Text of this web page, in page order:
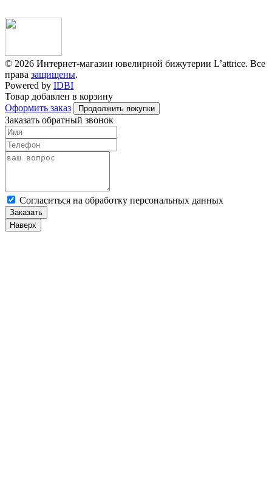
© 2026 Интернет-магазин ювелирной бижутерии L’attrice. Все
права защищены.
Powered by IDBI
Товар добавлен в корзину
Оформить заказ
Продолжить покупки
Заказать обратный звонок
Cогласиться на обработку персональных данных
Заказать
Наверх